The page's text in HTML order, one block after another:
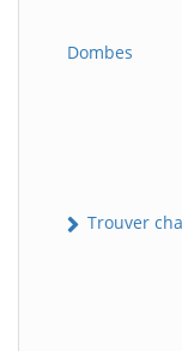
Dombes
Trouver